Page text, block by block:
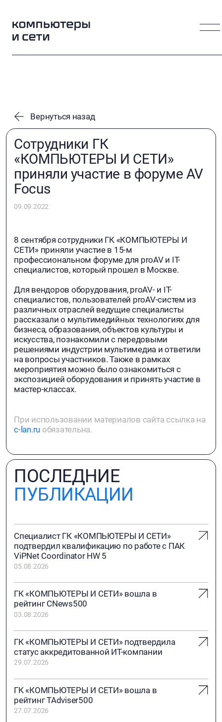
Вернуться назад
Сотрудники ГК
«КОМПЬЮТЕРЫ И СЕТИ»
приняли участие в форуме AV
Focus
09.09.2022
8 сентября сотрудники ГК «КОМПЬЮТЕРЫ И
СЕТИ» приняли участие в 15-м
профессиональном форуме для proAV и IT-
специалистов, который прошел в Москве.
Для вендоров оборудования, proAV- и IT-
специалистов, пользователей proAV-систем из
различных отраслей ведущие специалисты
рассказали о мультимедийных технологиях для
бизнеса, образования, объектов культуры и
искусства, познакомили с передовыми
решениями индустрии мультимедиа и ответили
на вопросы участников. Также в рамках
мероприятия можно было ознакомиться с
экспозицией оборудования и принять участие в
мастер-классах.
При использовании материалов сайта ссылка на
c-lan.ru обязательна.
ПОСЛЕДНИЕ
ПУБЛИКАЦИИ
Специалист ГК «КОМПЬЮТЕРЫ И СЕТИ»
подтвердил квалификацию по работе с ПАК
ViPNet Coordinator HW 5
05.08.2026
ГК «КОМПЬЮТЕРЫ И СЕТИ» вошла в
рейтинг CNews500
03.08.2026
ГК «КОМПЬЮТЕРЫ И СЕТИ» подтвердила
статус аккредитованной ИТ-компании
29.07.2026
ГК «КОМПЬЮТЕРЫ И СЕТИ» вошла в
рейтинг TAdviser500
27.07.2026